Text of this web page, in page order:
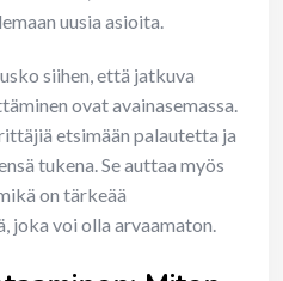
uusia asioita.
siihen, että jatkuva
ovat avainasemassa.
etsimään palautetta ja
tukena. Se auttaa myös
on tärkeää
joka voi olla arvaamaton.